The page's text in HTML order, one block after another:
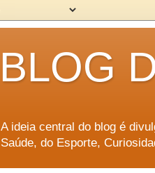
BLOG
A ideia central do blog é
Saúde, do Esporte,